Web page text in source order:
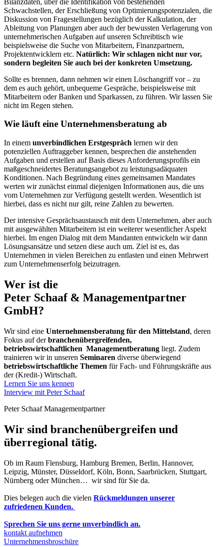
Schwachstellen, der Erschließung von Optimierungspotenzialen, die
Diskussion von Fragestellungen bezüglich der Kalkulation, der
Ableitung von Planungen aber auch der bewussten Verlagerung von
unternehmerischen Aufgaben auf unseren Schreibtisch wie
beispielsweise die Suche von Mitarbeitern, Finanzpartnern,
Projektentwicklern etc. Natürlich: Wir schlagen nicht nur vor,
sondern begleiten Sie auch bei der konkreten Umsetzung.
Sollte es brennen, dann nehmen wir einen Löschangriff vor – zu
dem es auch gehört, unbequeme Gespräche, beispielsweise mit
Mitarbeitern oder Banken und Sparkassen, zu führen. Wir lassen Sie
nicht im Regen stehen.
Wie läuft eine Unternehmensberatung ab
In einem unverbindlichen Erstgespräch lernen wir den
potenziellen Auftraggeber kennen, besprechen die anstehenden
Aufgaben und erstellen auf Basis dieses Anforderungsprofils ein
maßgeschneidertes Beratungsangebot zu leistungsadäquaten
Konditionen. Nach Begründung eines gemeinsamen Mandates
werten wir zunächst einmal diejenigen Informationen aus, die uns
vom Unternehmen zur Verfügung gestellt werden. Wesentlich ist
hierbei, dass es nicht nur gilt, reine Zahlen zu bewerten.
Der intensive Gesprächsaustausch mit dem Unternehmen, aber auch
mit ausgewählten Mitarbeitern ist ein weiterer wesentlicher Aspekt
hierbei. Im engen Dialog mit dem Mandanten entwickeln wir dann
Lösungsansätze und setzen diese auch um. Ziel ist es, das
Unternehmen in vielen Bereichen zu entlasten und einen Mehrwert
zum Unternehmenserfolg beizutragen.
Wer ist die
Peter Schaaf & Management­partner
GmbH?
Wir sind eine Unternehmensberatung für den Mittelstand, deren
Fokus auf derbranchenübergreifenden,
betriebswirtschaftlichen Managementberatung liegt. Zudem
trainieren wir in unseren Seminaren diverse überwiegend
betriebswirtschaftliche Themen für Fach- und Führungskräfte aus
der (Kredit-) Wirtschaft.
Lernen Sie uns kennen
Interview mit Peter Schaaf
Peter Schaaf Managementpartner
Wir sind branchenübergreifen und
überregional tätig.
Ob im Raum Flensburg, Hamburg Bremen, Berlin, Hannover,
Leipzig, Münster, Düsseldorf, Köln, Bonn, Saarbrücken, Stuttgart,
Nürnberg oder München… wir sind für Sie da.
Dies belegen auch die vielen Rückmeldungen unserer
zufriedenen Kunden.
Sprechen Sie uns gerne unverbindlich an.
kontakt aufnehmen
Unternehmensbroschüre